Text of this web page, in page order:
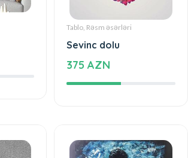
Tablo, Rəsm əsərləri
Sevinc dolu
375 AZN